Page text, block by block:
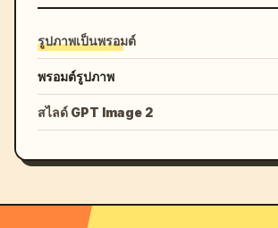
รูปภาพเป็นพรอมต์
พรอมต์รูปภาพ
สไลด์ GPT Image 2